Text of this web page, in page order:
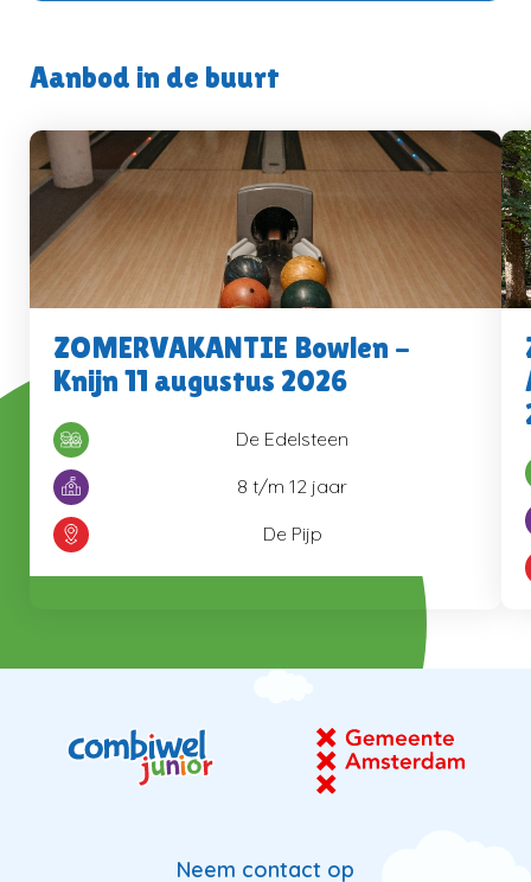
Aanbod in de buurt
ZOMERVAKANTIE Bowlen -
Knijn 11 augustus 2026
De Edelsteen
8 t/m 12 jaar
De Pijp
Neem contact op